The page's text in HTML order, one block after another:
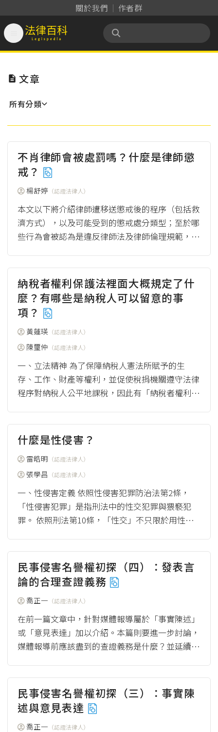
關於我們 作者群
法律百科 Legispedia
 文章
所有分類
不肖律師會被處罰嗎？什麼是律師懲
戒？
楊舒婷 （認證法律人）
本文以下將介紹律師遭移送懲戒後的程序（包括救
濟方式），以及可能受到的懲戒處分類型；至於哪
些行為會被認為是違反律師法及律師倫理規範，則
納稅者權利保護法裡面大概規定了什
麼？有哪些是納稅人可以留意的事
項？
黃蓮瑛 （認證法律人）
陳璽仲 （認證法律人）
一、立法精神 為了保障納稅人憲法所賦予的生
存、工作、財產等權利，並促使稅捐機關遵守法律
程序對納稅人公平地課稅，因此有「納稅者權利保
什麼是性侵害？
雷皓明 （認證法律人）
張學昌 （認證法律人）
一、性侵害定義 依照性侵害犯罪防治法第2條，
「性侵害犯罪」是指刑法中的性交犯罪與猥褻犯
罪。 依照刑法第10條，「性交」不只限於用性器
民事侵害名譽權初探（四）：發表言
論的合理查證義務
喬正一 （認證法律人）
在前一篇文章中，針對媒體報導屬於「事實陳述」
或「意見表達」加以介紹。本篇則要進一步討論，
媒體報導前應該盡到的查證義務是什麼？並延續本
民事侵害名譽權初探（三）：事實陳
述與意見表達
喬正一 （認證法律人）